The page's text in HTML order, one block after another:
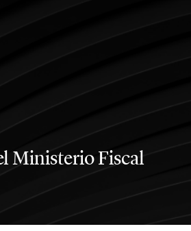
Ministerio Fiscal